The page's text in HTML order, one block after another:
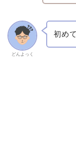
どんよっく
初め